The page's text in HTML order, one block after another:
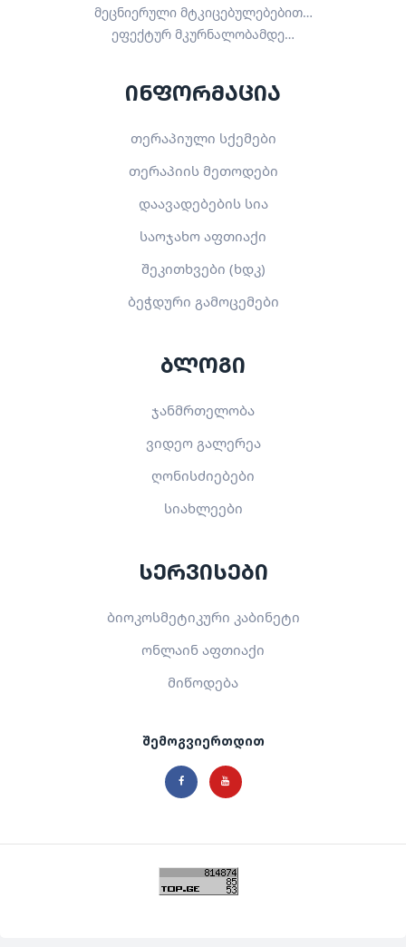
მეცნიერული მტკიცებულებებით…
ეფექტურ მკურნალობამდე…
ინფორმაცია
თერაპიული სქემები
თერაპიის მეთოდები
დაავადებების სია
საოჯახო აფთიაქი
შეკითხვები (ხდკ)
ბეჭდური გამოცემები
ბლოგი
ჯანმრთელობა
ვიდეო გალერეა
ღონისძიებები
სიახლეები
სერვისები
ბიოკოსმეტიკური კაბინეტი
ონლაინ აფთიაქი
მიწოდება
შემოგვიერთდით